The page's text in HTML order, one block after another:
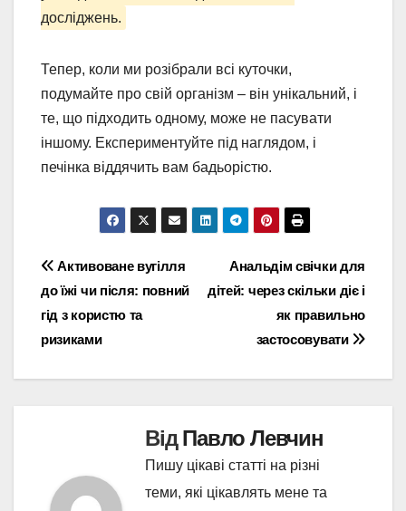
досліджень.
Тепер, коли ми розібрали всі куточки,
подумайте про свій організм – він унікальний, і
те, що підходить одному, може не пасувати
іншому. Експериментуйте під наглядом, і
печінка віддячить вам бадьорістю.
Навігація
записів
Анальдім свічки для
дітей: через скільки діє і
як правильно
застосовувати
Активоване вугілля
до їжі чи після: повний
гід з користю та
ризиками
ВідПавло Левчин
Пишу цікаві статті на різні
теми, які цікавлять мене та